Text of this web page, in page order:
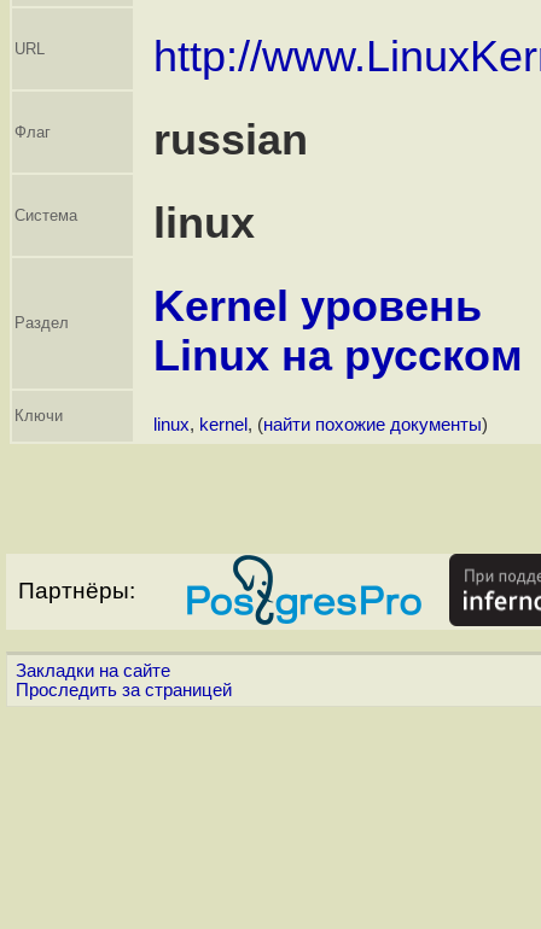
URL http://
Флаг russian
Система linux
Раздел
Kernel уровень
Linux на русском
Ключи linux, kernel , (найти похожие документы)
Партнёры:
Закладки на сайте
Проследить за страницей